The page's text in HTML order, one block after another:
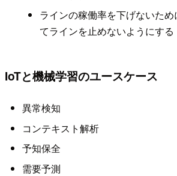
ラインの稼働率を下げないた
てラインを止めないようにする
IoTと機械学習のユースケース
異常検知
コンテキスト解析
予知保全
需要予測